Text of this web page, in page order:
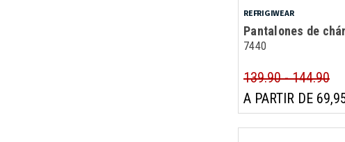
REFRIGIWEAR
Pantalones de
7440
139.90 - 144.90
A PARTIR DE